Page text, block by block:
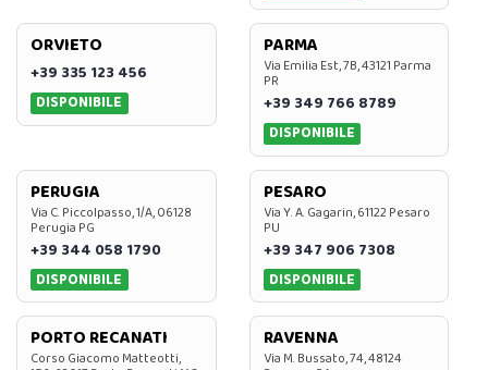
ORVIETO
+39 335 123 456
DISPONIBILE
PARMA
Via Emilia Est, 7B, 43121 Parma
PR
+39 349 766 8789
DISPONIBILE
PERUGIA
Via C. Piccolpasso, 1/A, 06128
Perugia PG
+39 344 058 1790
DISPONIBILE
PESARO
Via Y. A. Gagarin, 61122 Pesaro
PU
+39 347 906 7308
DISPONIBILE
PORTO RECANATI
Corso Giacomo Matteotti,
RAVENNA
Via M. Bussato, 74, 48124